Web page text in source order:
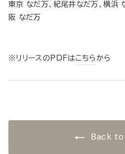
東京 なだ万、紀尾井なだ万、横浜
阪 なだ万
※リリースのPDFは こちら から
Back to